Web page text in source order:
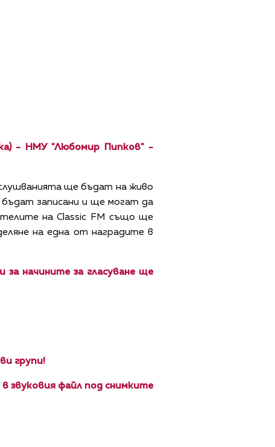
- НМУ "Любомир Пипков" -
ще бъдат на живо
записани и ще могат да
на Classic FM също ще
на една от наградите в
начините за гласуване ще
групи!
звуковия файл под снимките